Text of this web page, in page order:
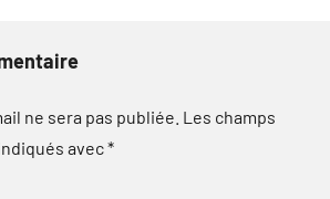
ne sera pas publiée. Les champs
avec*